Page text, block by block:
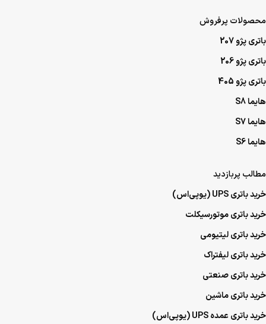
محصولات پرفروش
باتری پژو 207
باتری پژو 206
باتری پژو 405
هایما S8
هایما S7
هایما S6
مطالب پربازدید
خرید باتری UPS (یو‌پی‌اس)
خرید باتری موتورسیکلت
خرید باتری لیتیومی
خرید باتری لیفتراک
خرید باتری صنعتی
خرید باتری ماشین
خرید باتری عمده UPS (یو‌پی‌اس)